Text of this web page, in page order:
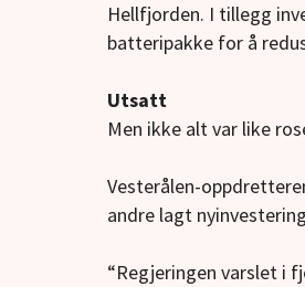
Hellfjorden. I tillegg
batteripakke for å
Utsatt
Men ikke alt var like
Vesterålen-
andre lagt
“Regjeringen varslet i